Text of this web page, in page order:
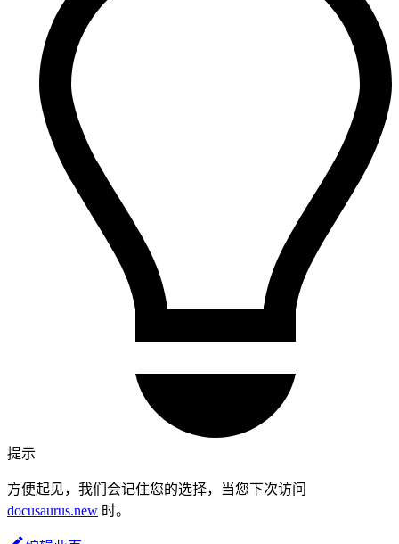
提示
方便起见，我们会记住您的选择，当您下次访问
docusaurus.new 时。